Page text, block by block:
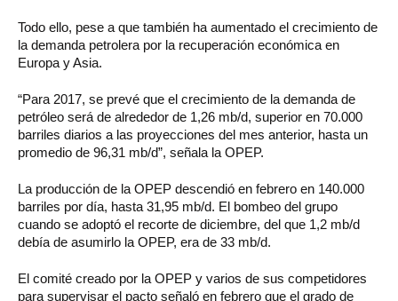
Todo ello, pese a que también ha aumentado el crecimiento de
la demanda petrolera por la recuperación económica en
Europa y Asia.
“Para 2017, se prevé que el crecimiento de la demanda de
petróleo será de alrededor de 1,26 mb/d, superior en 70.000
barriles diarios a las proyecciones del mes anterior, hasta un
promedio de 96,31 mb/d”, señala la OPEP.
La producción de la OPEP descendió en febrero en 140.000
barriles por día, hasta 31,95 mb/d. El bombeo del grupo
cuando se adoptó el recorte de diciembre, del que 1,2 mb/d
debía de asumirlo la OPEP, era de 33 mb/d.
El comité creado por la OPEP y varios de sus competidores
para supervisar el pacto señaló en febrero que el grado de